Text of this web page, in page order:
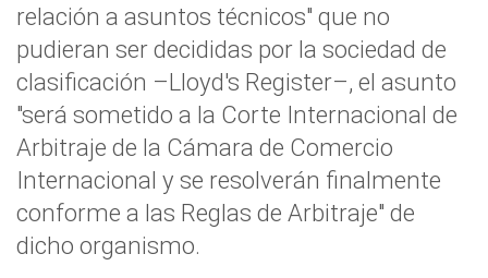
relación a asuntos técnicos" que no
pudieran ser decididas por la sociedad de
clasificación –Lloyd's Register–, el asunto
"será sometido a la Corte Internacional de
Arbitraje de la Cámara de Comercio
Internacional y se resolverán finalmente
conforme a las Reglas de Arbitraje" de
dicho organismo.